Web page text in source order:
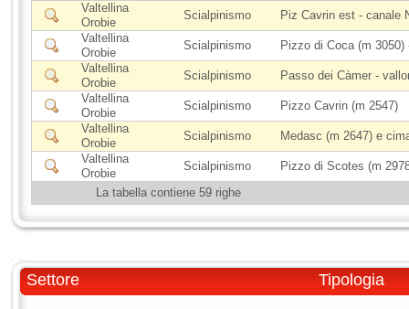
Valtellina
Orobie
Scialpinismo
Piz Cavrin est - canale
Valtellina
Orobie
Scialpinismo
Pizzo di Coca (m 3050)
Valtellina
Orobie
Scialpinismo
Passo dei Càmer -
Valtellina
Orobie
Scialpinismo
Pizzo Cavrin (m 2547)
Valtellina
Orobie
Scialpinismo
Medasc (m 2647) e
Valtellina
Orobie
Scialpinismo
Pizzo di Scotes (m
La tabella contiene 59 righe
Settore Tipologia